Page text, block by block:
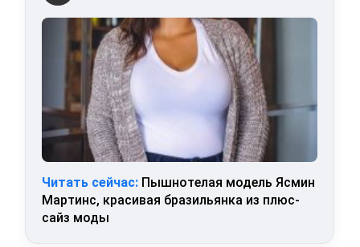
Читать сейчас: Пышнотелая модель Ясмин
Мартинс, красивая бразильянка из плюс-
сайз моды